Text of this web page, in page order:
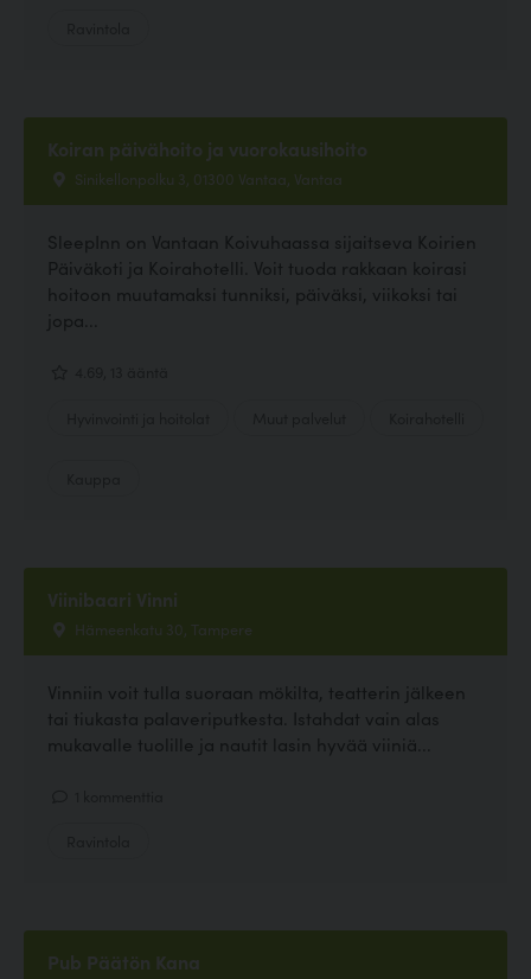
Koiran päivähoito ja vuorokausihoito
Sinikellonpolku 3, 01300 Vantaa, Vantaa
SleepInn on Vantaan Koivuhaassa sijaitseva Koirien
Päiväkoti ja Koirahotelli. Voit tuoda rakkaan koirasi
hoitoon muutamaksi tunniksi, päiväksi, viikoksi tai
jopa...
Viinibaari Vinni
Hämeenkatu 30, Tampere
Vinniin voit tulla suoraan mökilta, teatterin jälkeen
tai tiukasta palaveriputkesta. Istahdat vain alas
mukavalle tuolille ja nautit lasin hyvää viiniä...
Pub Päätön Kana